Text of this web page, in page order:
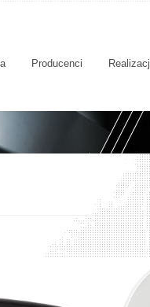
Producenci